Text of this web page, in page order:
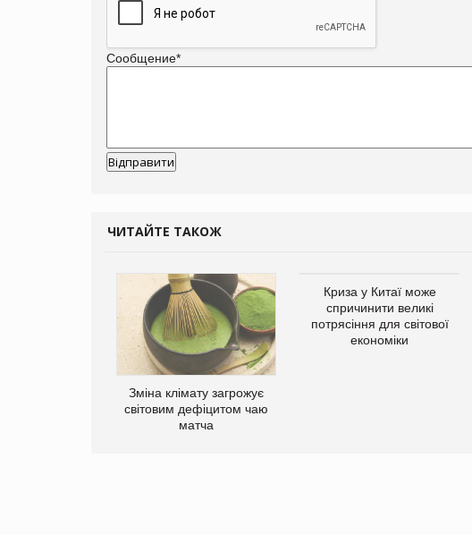
Сообщение*
ЧИТАЙТЕ ТАКОЖ
Зміна клімату загрожує
світовим дефіцитом чаю
матча
Криза у Китаї може
спричинити великі
потрясіння для світової
економіки